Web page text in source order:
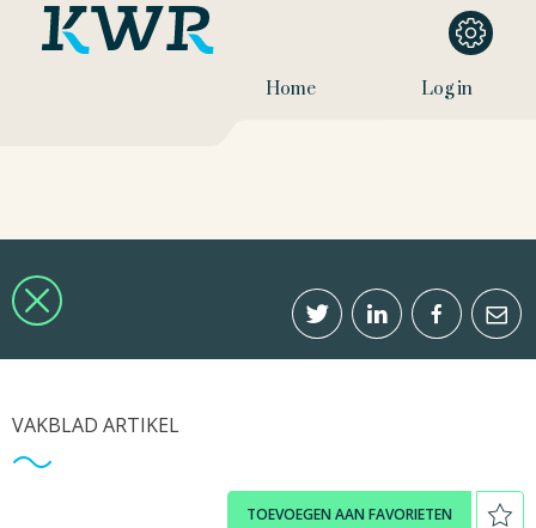
Home Log in
VAKBLAD ARTIKEL
TOEVOEGEN AAN FAVORIETEN